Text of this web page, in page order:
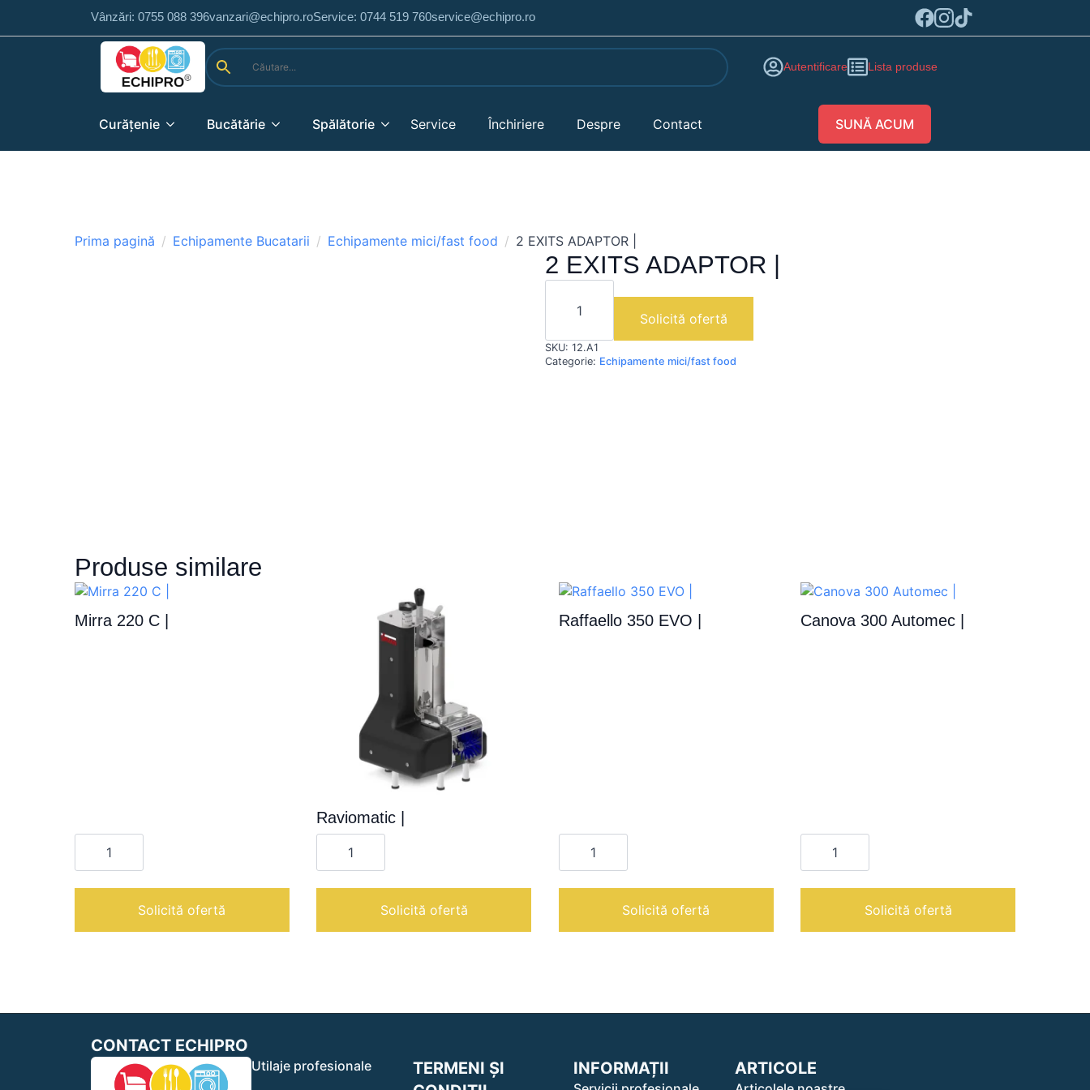
Vânzări: 0755 088 396vanzari@echipro.roService: 0744 519 760service@echipro.ro
Autentificare Lista produse
Curățenie Bucătărie Spălătorie Service Închiriere Despre Contact SUNĂ ACUM
Prima pagină Echipamente Bucatarii Echipamente mici/fast food 2 EXITS ADAPTOR |
2 EXITS ADAPTOR |
Cantitate
EXITS
|
Solicită ofertă
SKU: 12.A1
Categorie: Echipamente mici/fast food
Produse similare
Mirra 220 C |
Cantitate
|
Solicită ofertă
Raviomatic |
Cantitate
Raviomatic
Solicită ofertă
Raffaello 350 EVO |
Cantitate
Raffaello
|
Solicită ofertă
Canova 300 Automec |
Cantitate
Canova
|
Solicită ofertă
CONTACT ECHIPRO
Utilaje profesionale
TERMENI ȘI
INFORMAȚII ARTICOLE